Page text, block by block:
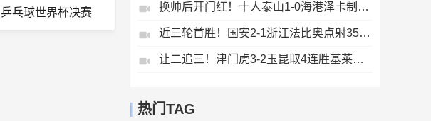
乒乓球世界杯决赛 换帅后开门红！十人泰山1-0海港泽卡制胜于金永扑点海港三球被吹
近三轮首胜！国安2-1浙江法比奥点射35岁张稀哲制胜王钰栋送助攻
让二追三！津门虎3-2玉昆取4连胜基莱斯读秒绝杀萨尔瓦多破门
热门TAG